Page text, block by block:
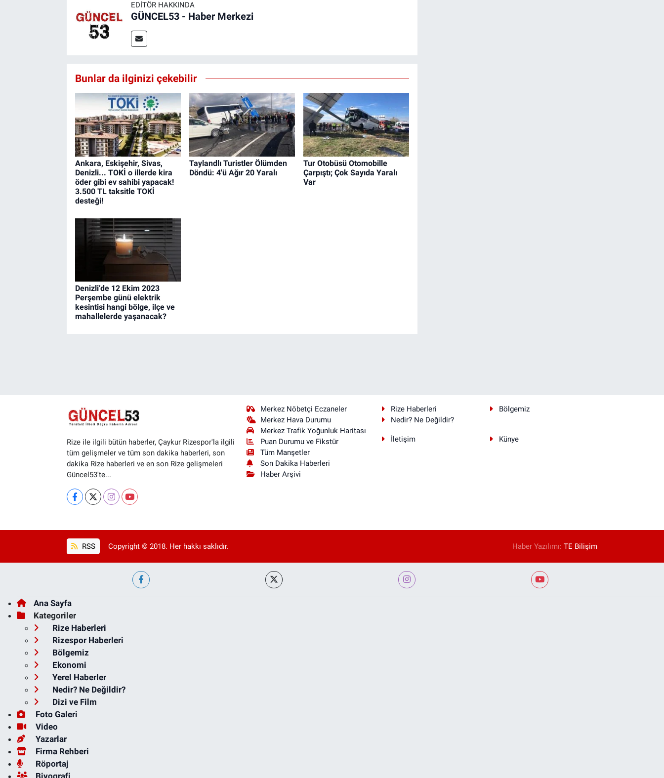
EDITÖR HAKKINDA
GÜNCEL53 - Haber Merkezi
Bunlar da ilginizi çekebilir
Ankara, Eskişehir, Sivas,
Denizli... TOKİ o illerde kira
öder gibi ev sahibi yapacak!
3.500 TL taksitle TOKİ
desteği!
Taylandlı Turistler Ölümden
Döndü: 4'ü Ağır 20 Yaralı
Tur Otobüsü Otomobille
Çarpıştı; Çok Sayıda Yaralı
Var
Denizli’de 12 Ekim 2023
Perşembe günü elektrik
kesintisi hangi bölge, ilçe ve
mahallelerde yaşanacak?
Rize ile ilgili bütün haberler, Çaykur Rizespor'la ilgili
tüm gelişmeler ve tüm son dakika haberleri, son
dakika Rize haberleri ve en son Rize gelişmeleri
Güncel53'te...
Merkez Nöbetçi Eczaneler
Merkez Hava Durumu
Merkez Trafik Yoğunluk Haritası
Puan Durumu ve Fikstür
Tüm Manşetler
Son Dakika Haberleri
Haber Arşivi
Rize Haberleri
Bölgemiz
Nedir? Ne Değildir?
İletişim Künye
RSS Copyright © 2018. Her hakkı saklıdır. Haber Yazılımı:TE Bilişim
Ana Sayfa
Kategoriler
Rize Haberleri
Rizespor Haberleri
Bölgemiz
Ekonomi
Yerel Haberler
Nedir? Ne Değildir?
Dizi ve Film
Foto Galeri
Video
Yazarlar
Firma Rehberi
Röportaj